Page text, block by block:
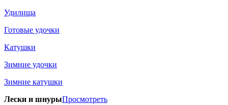
Удилища
Готовые удочки
Катушки
Зимние удочки
Зимние катушки
Лески и шнурыПросмотреть